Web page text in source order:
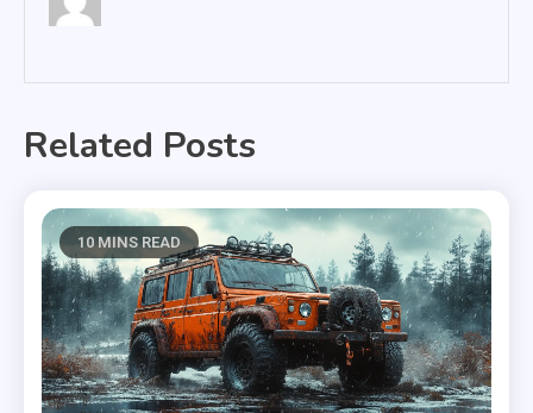
Related Posts
10 MINS READ